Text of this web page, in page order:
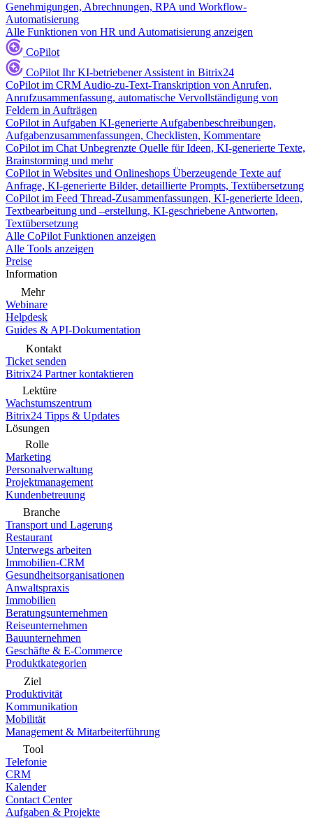
Genehmigungen, Abrechnungen, RPA und Workflow-
Automatisierung
Alle Funktionen von HR und Automatisierung anzeigen
CoPilot
CoPilot Ihr KI-betriebener Assistent in Bitrix24
CoPilot im CRM Audio-zu-Text-Transkription von Anrufen,
Anrufzusammenfassung, automatische Vervollständigung von
Feldern in Aufträgen
CoPilot in Aufgaben KI-generierte Aufgabenbeschreibungen,
Aufgabenzusammenfassungen, Checklisten, Kommentare
CoPilot im Chat Unbegrenzte Quelle für Ideen, KI-generierte Texte,
Brainstorming und mehr
CoPilot in Websites und Onlineshops Überzeugende Texte auf
Anfrage, KI-generierte Bilder, detaillierte Prompts, Textübersetzung
CoPilot im Feed Thread-Zusammenfassungen, KI-generierte Ideen,
Textbearbeitung und –erstellung, KI-geschriebene Antworten,
Textübersetzung
Alle CoPilot Funktionen anzeigen
Alle Tools anzeigen
Preise
Information
Mehr
Webinare
Helpdesk
Guides & API-Dokumentation
Kontakt
Ticket senden
Bitrix24 Partner kontaktieren
Lektüre
Wachstumszentrum
Bitrix24 Tipps & Updates
Lösungen
Rolle
Marketing
Personalverwaltung
Projektmanagement
Kundenbetreuung
Branche
Transport und Lagerung
Restaurant
Unterwegs arbeiten
Immobilien-CRM
Gesundheitsorganisationen
Anwaltspraxis
Immobilien
Beratungsunternehmen
Reiseunternehmen
Bauunternehmen
Geschäfte & E-Commerce
Produktkategorien
Ziel
Produktivität
Kommunikation
Mobilität
Management & Mitarbeiterführung
Tool
Telefonie
CRM
Kalender
Contact Center
Aufgaben & Projekte